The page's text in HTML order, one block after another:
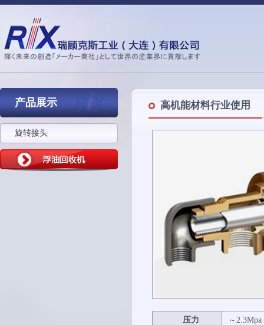
产品展示
旋转接头
高机能材料行业使用
压力 ～2.3Mpa